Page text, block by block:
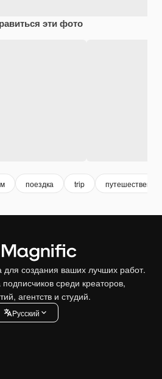
эти фото
поездка trip путешественник
создания ваших лучших работ.
среди креаторов,
агентств и студий.
Pусский